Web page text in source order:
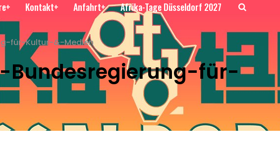
Kontakt+ Anfahrt+ Afrika-Tage Düsseldorf 2027
für-Kultur-&-Medien
für-